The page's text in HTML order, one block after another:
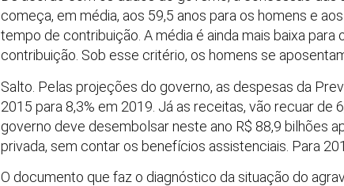
começa, em média, aos 59,5 anos para os homens e
tempo de contribuição. A média é ainda mais baixa
contribuição. Sob esse critério, os homens se
Salto. Pelas projeções do governo, as despesas da
2015 para 8,3% em 2019. Já as receitas, vão recuar de
governo deve desembolsar neste ano R$ 88,9 bilhões
privada, sem contar os benefícios assistenciais. Para
O documento que faz o diagnóstico da situação do